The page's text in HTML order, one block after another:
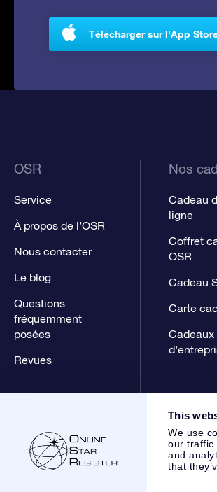
This
We use
our
and
that
Télécharger sur l'App
OSR
Service
À propos de l’OSR
Nous contacter
Le blog
Questions
fréquemment
posées
Revues
Nos
Cadeau
ligne
Coffret
OSR
Cadeau
Carte
Cadeaux